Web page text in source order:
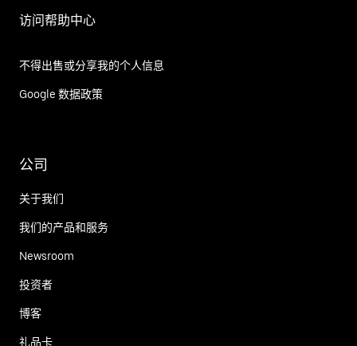
访问帮助中心
不得出售或分享我的个人信息
Google 数据政策
公司
关于我们
我们的产品和服务
Newsroom
投资者
博客
礼品卡